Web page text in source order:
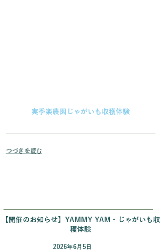
実季楽農園じゃがいも収穫体験
つづきを読む
【開催のお知らせ】YAMMY YAM・じゃがいも収
穫体験
2026年6月5日